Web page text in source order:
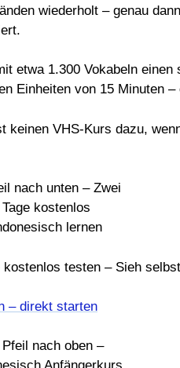
wiederholt – genau
etwa 1.300 Vokabeln
Einheiten von 15 Minuten
VHS-Kurs dazu,
testen – Sieh